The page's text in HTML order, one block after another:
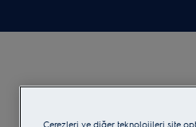
Çerezleri ve diğer teknolojileri site